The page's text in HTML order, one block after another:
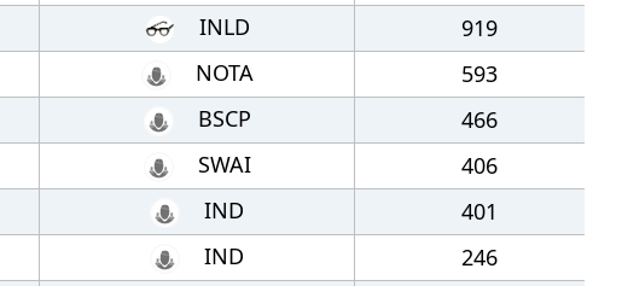
INLD
919
NOTA
593
BSCP
466
SWAI
406
IND
401
IND
246